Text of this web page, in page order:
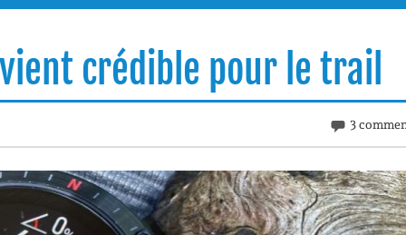
crédible pour le trail
3